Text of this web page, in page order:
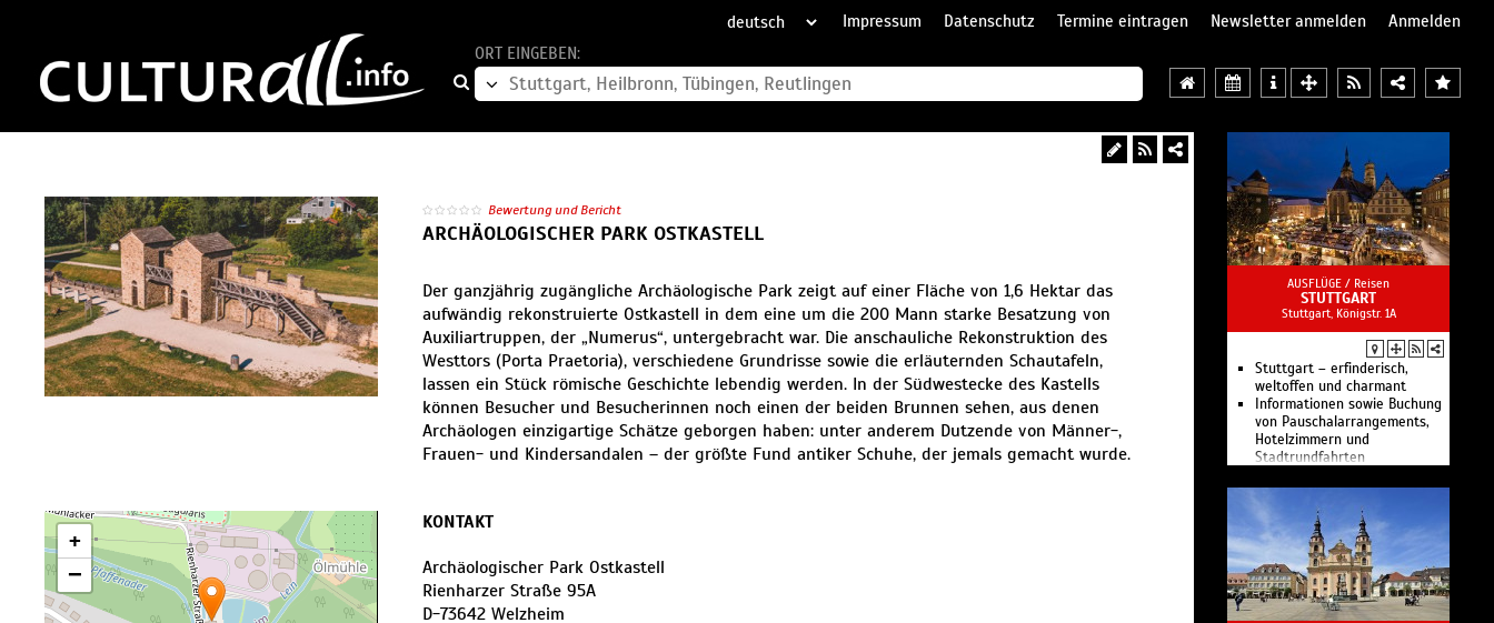
Impressum Datenschutz Termine eintragen Newsletter anmelden
Anmelden
ORT EINGEBEN:
Bewertung und Bericht
ARCHÄOLOGISCHER PARK OSTKASTELL
Der ganzjährig zugängliche Archäologische Park zeigt auf einer Fläche von 1,6 Hektar das
aufwändig rekonstruierte Ostkastell in dem eine um die 200 Mann starke Besatzung von
Auxiliartruppen, der „Numerus“, untergebracht war. Die anschauliche Rekonstruktion des
Westtors (Porta Praetoria), verschiedene Grundrisse sowie die erläuternden Schautafeln,
lassen ein Stück römische Geschichte lebendig werden. In der Südwestecke des Kastells
können Besucher und Besucherinnen noch einen der beiden Brunnen sehen, aus denen
Archäologen einzigartige Schätze geborgen haben: unter anderem Dutzende von Männer-,
Frauen- und Kindersandalen – der größte Fund antiker Schuhe, der jemals gemacht wurde.
+
−
KONTAKT
Archäologischer Park Ostkastell
Rienharzer Straße 95A
D-73642 Welzheim
AUSFLÜGE / Reisen
STUTTGART
Stuttgart, Königstr. 1A
Stuttgart – erfinderisch,
weltoffen und charmant
Informationen sowie Buchung
von Pauschalarrangements,
Hotelzimmern und
Stadtrundfahrten